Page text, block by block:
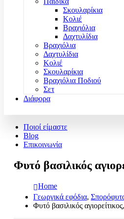
Σκουλαρίκια
Κολιέ
Βραχιόλια
Δαχτυλίδια
Βραχιόλια
Δαχτυλίδια
Κολιέ
Σκουλαρίκια
Βραχιόλια Ποδιού
Σετ
Διάφορα
Ποιοί είμαστε
Blog
Επικοινωνία
Φυτό βασιλικός
Home
Γεωργικά εφόδια,
Φυτό βασιλικός